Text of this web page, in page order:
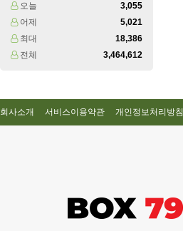
오늘
3,055
어제
5,021
최대
18,386
전체
3,464,612
회사소개 서비스이용약관 개인정보처리방침